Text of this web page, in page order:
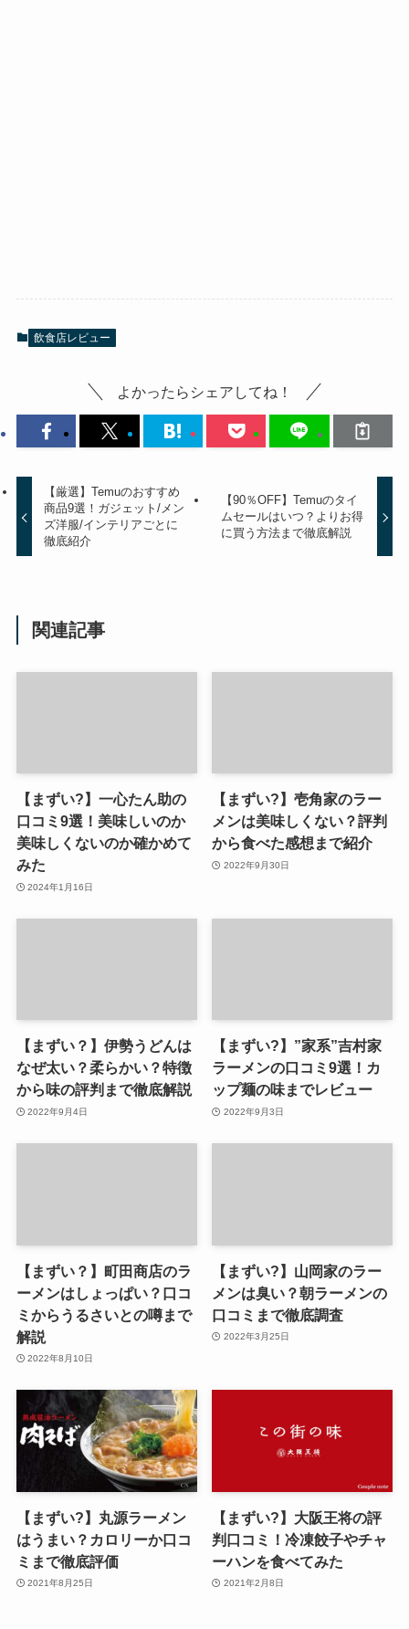
飲食店レビュー
よかったらシェアしてね！
【厳選】Temuのおすすめ
商品9選！ガジェット/メン
ズ洋服/インテリアごとに
徹底紹介
【90％OFF】Temuのタイ
ムセールはいつ？よりお得
に買う方法まで徹底解説
関連記事
【まずい?】一心たん助の
口コミ9選！美味しいのか
美味しくないのか確かめて
みた
2024年1月16日
【まずい?】壱角家のラー
メンは美味しくない？評判
から食べた感想まで紹介
2022年9月30日
【まずい？】伊勢うどんは
なぜ太い？柔らかい？特徴
から味の評判まで徹底解説
2022年9月4日
【まずい?】”家系”吉村家
ラーメンの口コミ9選！カ
ップ麺の味までレビュー
2022年9月3日
【まずい？】町田商店のラ
ーメンはしょっぱい？口コ
ミからうるさいとの噂まで
解説
2022年8月10日
【まずい?】山岡家のラー
メンは臭い？朝ラーメンの
口コミまで徹底調査
2022年3月25日
【まずい?】丸源ラーメン
はうまい？カロリーか口コ
ミまで徹底評価
2021年8月25日
【まずい?】大阪王将の評
判口コミ！冷凍餃子やチャ
ーハンを食べてみた
2021年2月8日